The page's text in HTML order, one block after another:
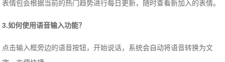
表情包会根据当前的热门趋势进行每日更新，随时查看新加入的表情。
3.如何使用语音输入功能？
点击输入框旁边的语音按钮，开始说话，系统会自动将语音转换为文